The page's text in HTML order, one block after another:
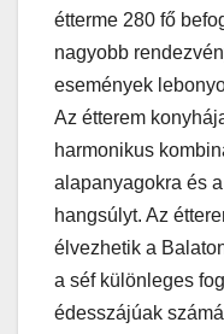
étterme 280 fő
nagyobb
események
Az étterem
harmonikus
alapanyagokra és
hangsúlyt. Az
élvezhetik a
a séf különleges
édesszájúak